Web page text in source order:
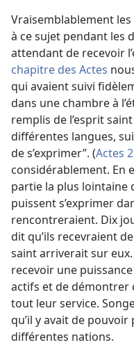
Vraisemblablement
à ce sujet pendant les
attendant de recevoir
chapitre des Actes
qui avaient suivi
dans une chambre à
remplis de l’esprit
différentes langues,
de s’exprimer”. (Actes
considérablement. En
partie la plus lointaine
puissent s’exprimer
rencontreraient. Dix
dit qu’ils recevraient
saint arriverait sur
recevoir une
actifs et de démontrer
tout leur service.
qu’il y avait de
différentes nations.